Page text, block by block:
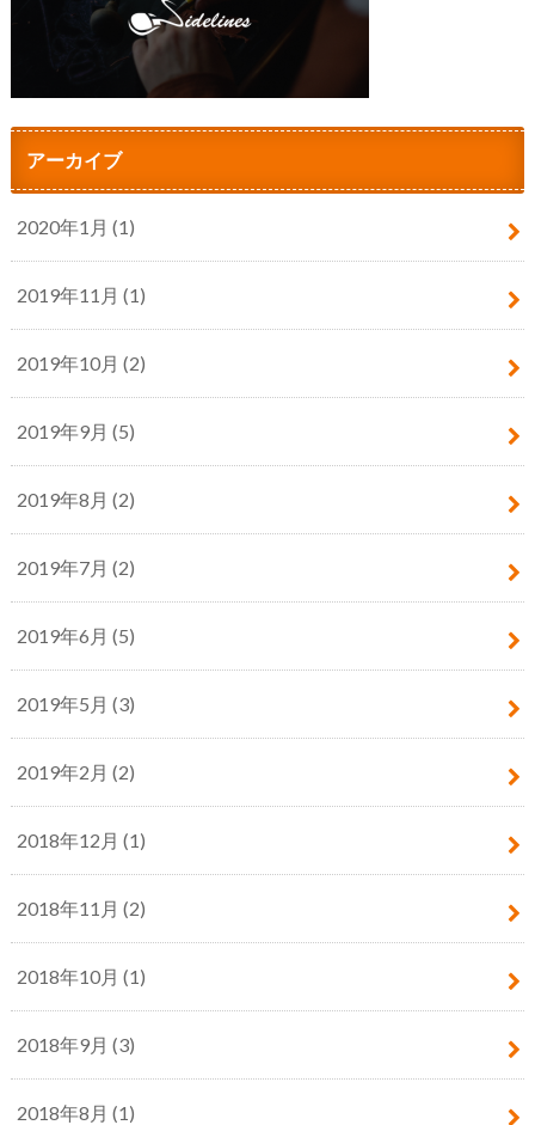
アーカイブ
2020年1月 (1)
2019年11月 (1)
2019年10月 (2)
2019年9月 (5)
2019年8月 (2)
2019年7月 (2)
2019年6月 (5)
2019年5月 (3)
2019年2月 (2)
2018年12月 (1)
2018年11月 (2)
2018年10月 (1)
2018年9月 (3)
2018年8月 (1)